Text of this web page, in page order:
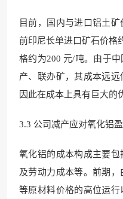
目前，国内与进口铝土
前印尼长单进口矿石价格
格约为200 元/吨。由于
产、联办矿，其成本远远
因此在成本上具有巨大的
3.3 公司减产应对氧化铝
氧化铝的成本构成主要
及劳动力成本等。前期
等原材料价格的高位运